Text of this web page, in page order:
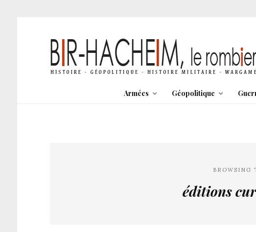
Armées Géopolitique
BROWSING
éditions